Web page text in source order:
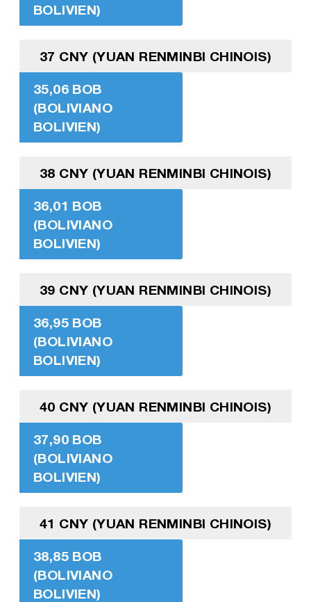
BOLIVIEN)
37 CNY (YUAN RENMINBI CHINOIS)
35,06 BOB
(BOLIVIANO
BOLIVIEN)
38 CNY (YUAN RENMINBI CHINOIS)
36,01 BOB
(BOLIVIANO
BOLIVIEN)
39 CNY (YUAN RENMINBI CHINOIS)
36,95 BOB
(BOLIVIANO
BOLIVIEN)
40 CNY (YUAN RENMINBI CHINOIS)
37,90 BOB
(BOLIVIANO
BOLIVIEN)
41 CNY (YUAN RENMINBI CHINOIS)
38,85 BOB
(BOLIVIANO
BOLIVIEN)